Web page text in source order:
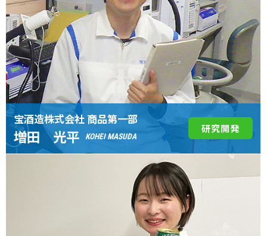
宝酒造株式会社 商品第一部
増田 光平 KOHEI MASUDA
研究開発